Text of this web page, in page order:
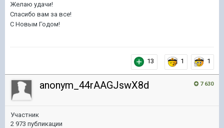
Желаю удачи!
Спасибо вам за все!
С Новым Годом!
13 1 1
7 630
anonym_44rAAGJswX8d
Участник
2 973 публикации